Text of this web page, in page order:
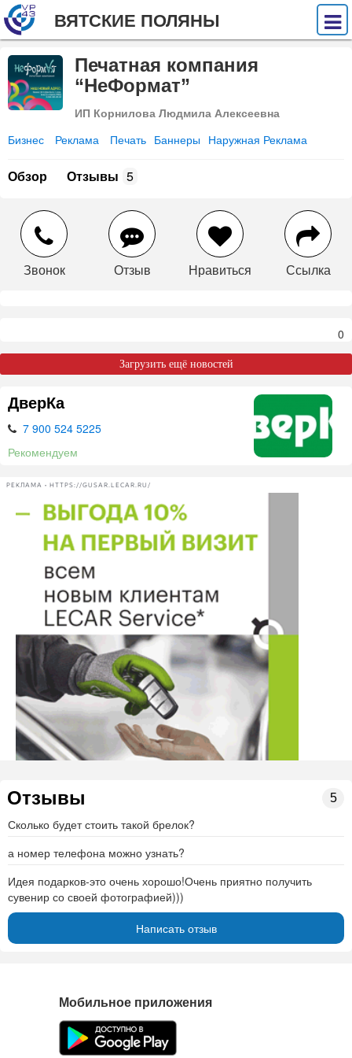
ВЯТСКИЕ ПОЛЯНЫ
Печатная компания
“НеФормат”
ИП Корнилова Людмила Алексеевна
Бизнес Реклама Печать Баннеры Наружная Реклама
Обзор Отзывы 5
Звонок Отзыв Нравиться Ссылка
0
Загрузить ещё новостей
ДверКа
7 900 524 5225
Рекомендуем
РЕКЛАМА • HTTPS://GUSAR.LECAR.RU/
Отзывы 5
Сколько будет стоить такой брелок?
а номер телефона можно узнать?
Идея подарков-это очень хорошо!Очень приятно получить
сувенир со своей фотографией)))
Написать отзыв
Мобильное приложения